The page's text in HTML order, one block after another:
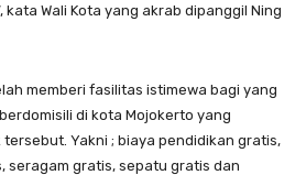
kata Wali Kota yang akrab dipanggil Ning
memberi fasilitas istimewa bagi yang
di kota Mojokerto yang
Yakni ; biaya pendidikan gratis,
seragam gratis, sepatu gratis dan